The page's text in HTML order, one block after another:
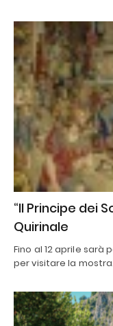
“Il Principe dei
Quirinale
Fino al 12 aprile sarà
per visitare la